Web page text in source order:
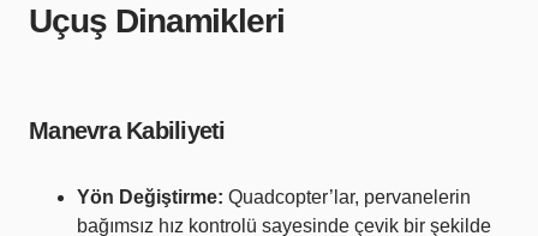
Uçuş Dinamikleri
Manevra Kabiliyeti
Yön Değiştirme: Quadcopter’lar, pervanelerin
bağımsız hız kontrolü sayesinde çevik bir şekilde